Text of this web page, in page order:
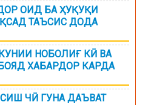
ОИД БА ҲУҚУҚИ
ТАЪСИС ДОДА
НОБОЛИҒ КӢ ВА
ХАБАРДОР КАРДА
ЧӢ ГУНА ДАЪВАТ